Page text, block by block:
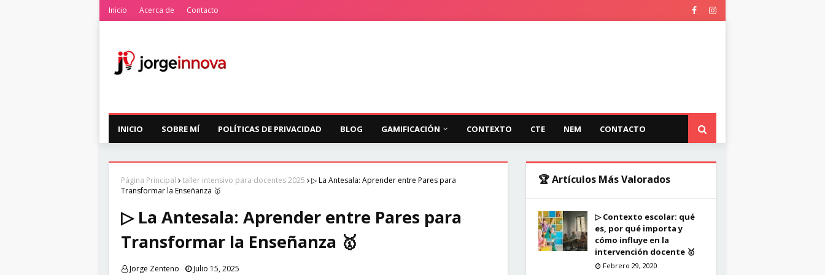
Inicio Acerca de Contacto
INICIO SOBRE MÍ POLÍTICAS DE PRIVACIDAD BLOG GAMIFICACIÓN CONTEXTO CTE NEM CONTACTO
Página Principal taller intensivo para docentes 2025
▷ La Antesala: Aprender entre Pares para
Transformar la Enseñanza 🥇
▷ La Antesala: Aprender entre Pares para
Transformar la Enseñanza 🥇
Jorge Zenteno Julio 15, 2025
🏆 Artículos Más Valorados
▷ Contexto escolar: qué
es, por qué importa y
cómo influye en la
intervención docente 🥇
Febrero 29, 2020